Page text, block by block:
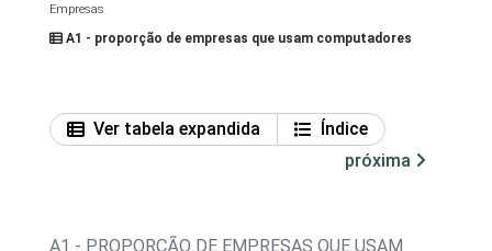
Empresas
A1 - proporção de empresas que usam computadores
Ver tabela expandida
Índice
próxima
A1 - PROPORÇÃO DE EMPRESAS QUE USAM